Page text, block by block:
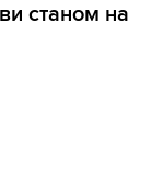
станом на